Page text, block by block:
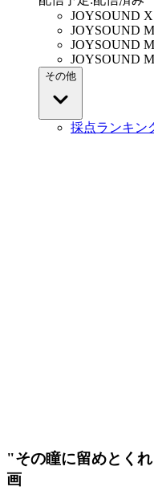
JOYSOUND
JOYSOUND
JOYSOUND
JOYSOUND
その他
採点ランキン
"その瞳に留めとく
画